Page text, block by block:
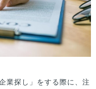
業探し」をする際に、注